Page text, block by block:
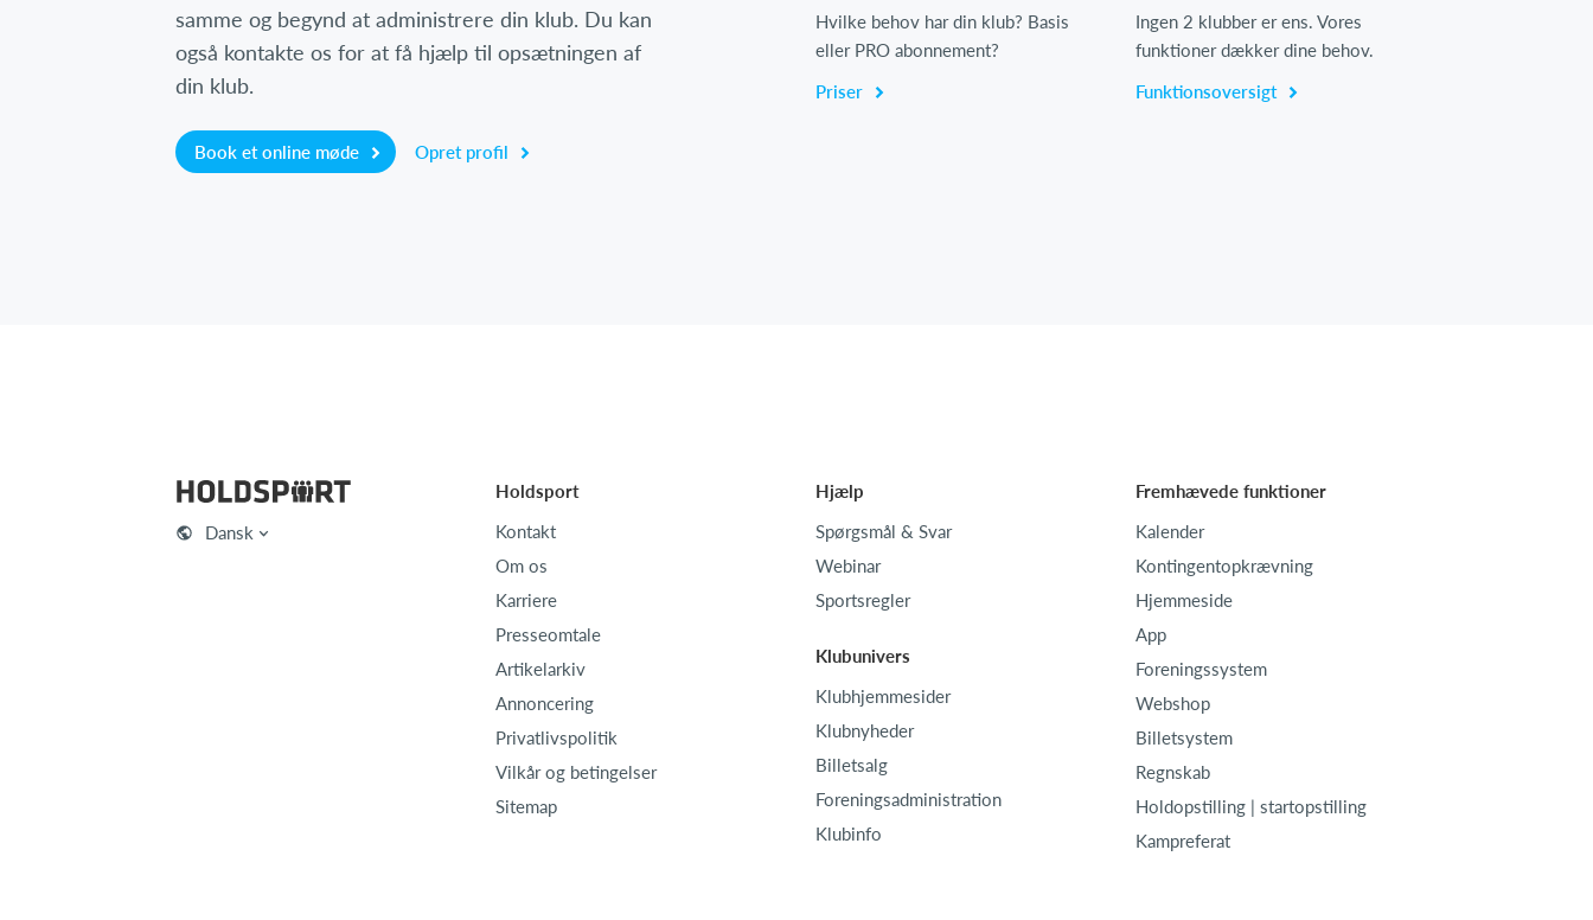
samme og begynd at administrere din klub. Du kan
også kontakte os for at få hjælp til opsætningen af
din klub.
Book et online møde Opret profil
Hvilke behov har din klub? Basis
eller PRO abonnement?
Priser
Ingen 2 klubber er ens. Vores
funktioner dækker dine behov.
Funktionsoversigt
Dansk
Holdsport
Kontakt
Om os
Karriere
Presseomtale
Artikelarkiv
Annoncering
Privatlivspolitik
Vilkår og betingelser
Sitemap
Hjælp
Spørgsmål & Svar
Webinar
Sportsregler
Klubunivers
Klubhjemmesider
Klubnyheder
Billetsalg
Foreningsadministration
Klubinfo
Fremhævede funktioner
Kalender
Kontingentopkrævning
Hjemmeside
App
Foreningssystem
Webshop
Billetsystem
Regnskab
Holdopstilling | startopstilling
Kampreferat